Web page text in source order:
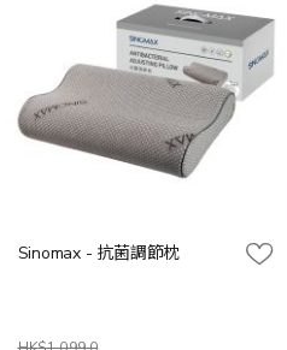
Sinomax - 抗菌調節枕